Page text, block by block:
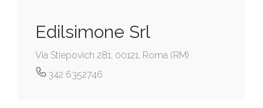
Edilsimone Srl
Via Stiepovich 281, 00121, Roma (RM)
342 6352746